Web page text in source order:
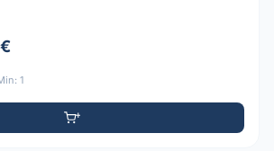
1